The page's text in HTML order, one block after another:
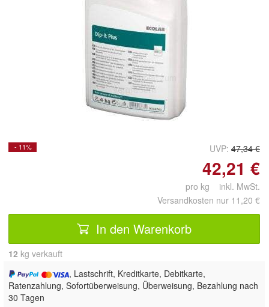
Doppelt antippen zum
vergrößern
- 11% UVP: 47,34 €
42,21 €
pro kg inkl. MwSt.
Versandkosten nur 11,20 €
In den Warenkorb
12 kg verkauft
, Lastschrift, Kreditkarte, Debitkarte,
Ratenzahlung, Sofortüberweisung, Überweisung, Bezahlung nach
30 Tagen